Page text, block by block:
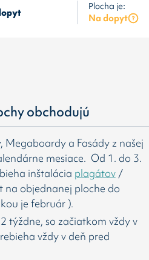
Plocha je:
Na dopyt
obchodujú
Megaboardy a Fasády z našej
mesiace. Od 1. do 3.
inštalácia plagátov/
na objednanej ploche do
je február ).
týždne, so začiatkom vždy v
vždy v deň pred